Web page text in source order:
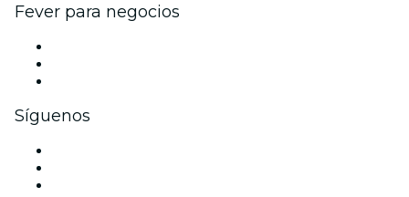
Fever para negocios
Síguenos